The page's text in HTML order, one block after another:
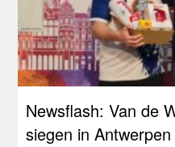
Newsflash: Van de
siegen in Antwerpen